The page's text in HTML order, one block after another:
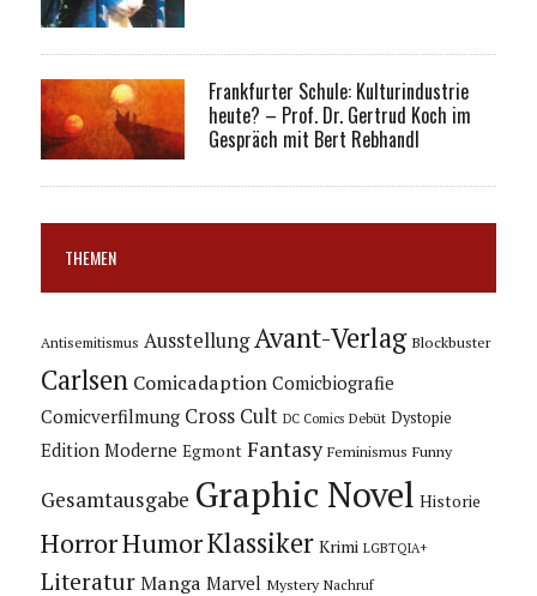
Frankfurter Schule: Kulturindustrie
heute? – Prof. Dr. Gertrud Koch im
Gespräch mit Bert Rebhandl
THEMEN
Antisemitismus Ausstellung Avant-Verlag Blockbuster
Carlsen Comicadaption Comicbiografie
Comicverfilmung Cross Cult DC Comics Debüt Dystopie
Edition Moderne Egmont Fantasy Feminismus Funny
Gesamtausgabe Graphic Novel Historie
HorrorHumorKlassiker Krimi LGBTQIA+
Literatur Manga Marvel Mystery Nachruf